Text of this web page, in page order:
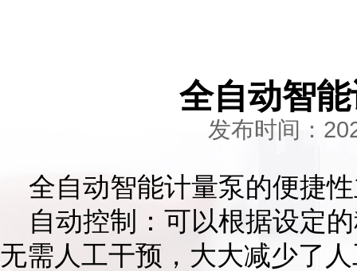
全自动智
发布时间：
全自动智能计量泵的便捷
自动控制：可以根据设定
无需人工干预，大大减少了